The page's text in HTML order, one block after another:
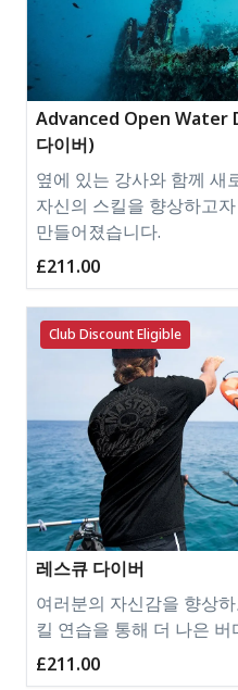
Advanced Open Water
다이버)
옆에 있는 강사와 함께 새
자신의 스킬을 향상하고
만들어졌습니다.
£211.00
Club Discount Eligible
레스큐 다이버
여러분의 자신감을 향상
킬 연습을 통해 더 나은 버
£211.00